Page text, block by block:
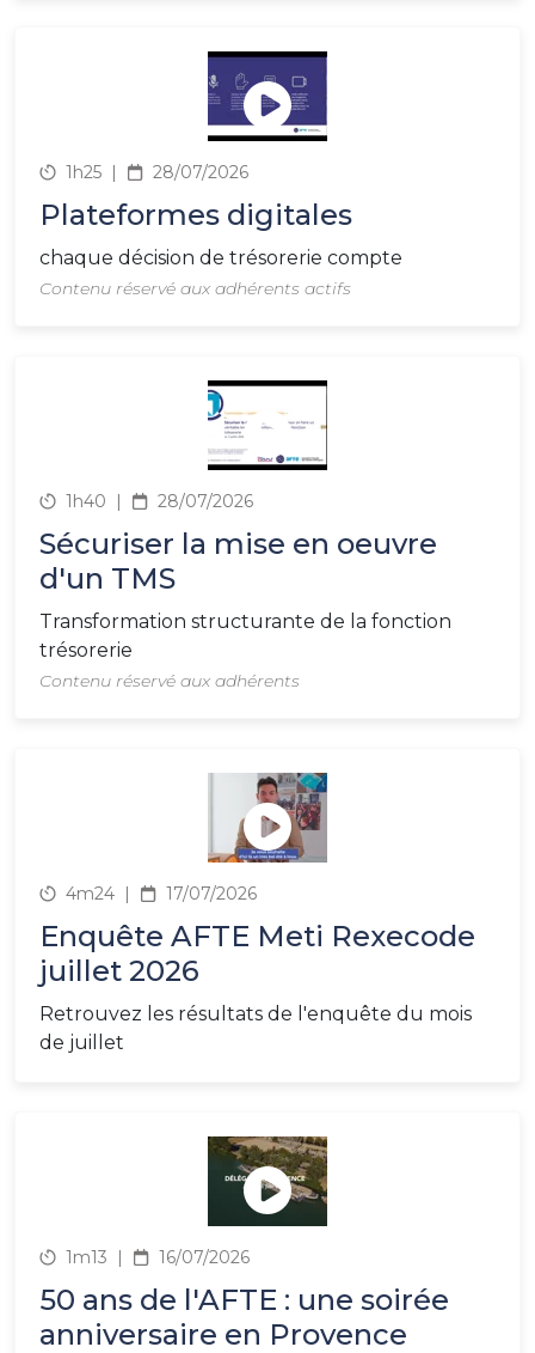
1h25 | 28/07/2026
Plateformes digitales
chaque décision de trésorerie compte
Contenu réservé aux adhérents actifs
1h40 | 28/07/2026
Sécuriser la mise en oeuvre
d'un TMS
Transformation structurante de la fonction
trésorerie
Contenu réservé aux adhérents
4m24 | 17/07/2026
Enquête AFTE Meti Rexecode
juillet 2026
Retrouvez les résultats de l'enquête du mois
de juillet
1m13 | 16/07/2026
50 ans de l'AFTE : une soirée
anniversaire en Provence